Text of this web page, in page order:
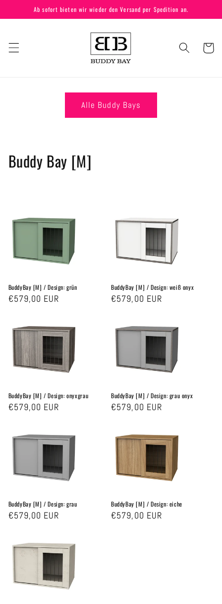
Inhalt
Ab sofort bieten wir wieder den Versand per Spedition an.
Alle Buddy Bays
K
e
g
o
i
Buddy Bay [M]
BuddyBay [M] / Design: grün
Normaler
€579,00 EUR
BuddyBay [M] / Design: weiß onyx
Normaler
€579,00 EUR
BuddyBay [M] / Design: onyxgrau
Normaler
€579,00 EUR
BuddyBay [M] / Design: grau onyx
Normaler
€579,00 EUR
BuddyBay [M] / Design: grau
Normaler
€579,00 EUR
BuddyBay [M] / Design: eiche
Normaler
€579,00 EUR